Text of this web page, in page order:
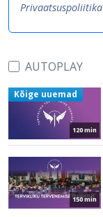
Privaatsuspoliitika
AUTOPLAY
120 min
Kõige uuemad
150 min